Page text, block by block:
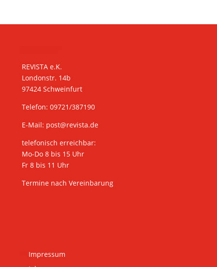
REVISTA e.K.
Londonstr. 14b
97424 Schweinfurt
Telefon: 09721/387190
E-Mail: post@revista.de
telefonisch erreichbar:
Mo-Do 8 bis 15 Uhr
Fr 8 bis 11 Uhr
Termine nach Vereinbarung
Impressum